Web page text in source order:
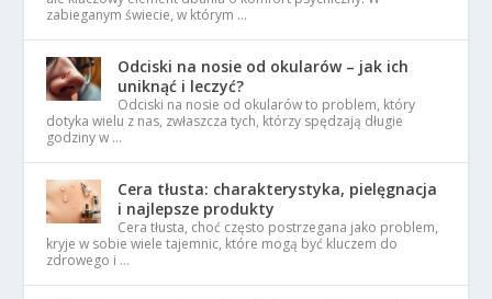
zabieganym świecie, w którym …
Odciski na nosie od okularów – jak ich
uniknąć i leczyć?
Odciski na nosie od okularów to problem, który
dotyka wielu z nas, zwłaszcza tych, którzy spędzają długie
godziny w …
Cera tłusta: charakterystyka, pielęgnacja
i najlepsze produkty
Cera tłusta, choć często postrzegana jako problem,
kryje w sobie wiele tajemnic, które mogą być kluczem do
zdrowego i …